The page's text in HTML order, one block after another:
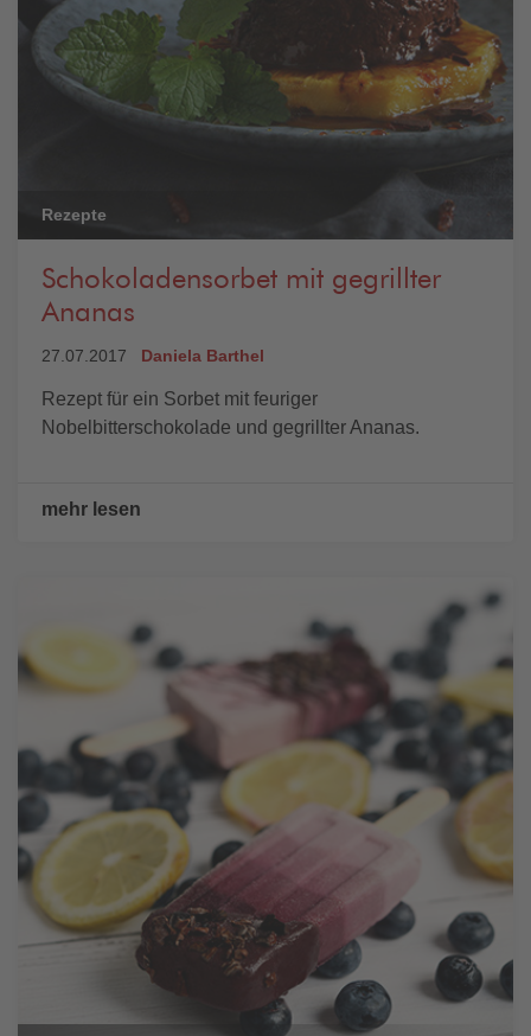
Rezepte
Schokoladensorbet mit gegrillter
Ananas
27.07.2017 Daniela Barthel
Rezept für ein Sorbet mit feuriger
Nobelbitterschokolade und gegrillter Ananas.
mehr lesen